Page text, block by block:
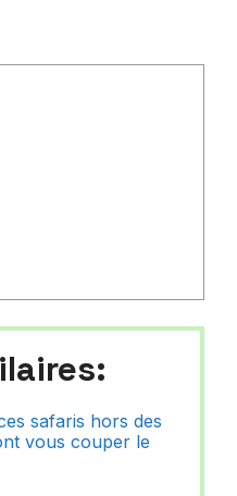
safaris hors des
vous couper le